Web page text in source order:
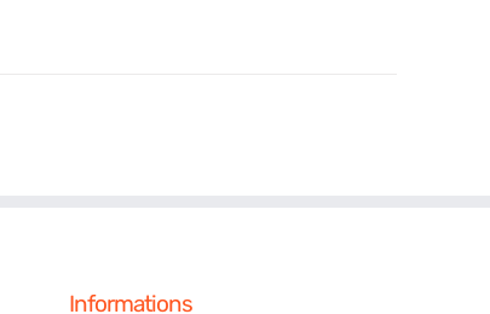
Informations